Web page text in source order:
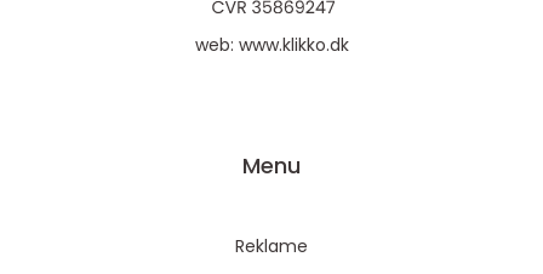
web: www.klikko.dk
Menu
Reklame